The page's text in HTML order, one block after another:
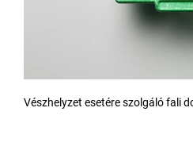
Vészhelyzet esetére szolgáló fali